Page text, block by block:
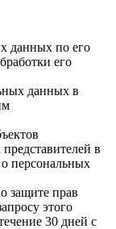
данных по его
его
данных в
в
о персональных
защите прав
этого
30 дней с